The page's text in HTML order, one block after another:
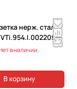
нерж. сталь
в наличии
В корзину